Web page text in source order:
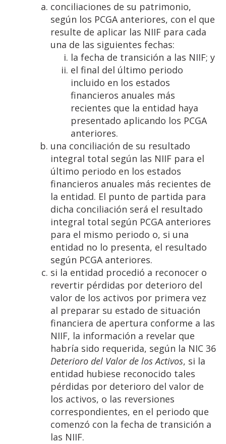
conciliaciones de su patrimonio,
según los PCGA anteriores, con el que
resulte de aplicar las NIIF para cada
una de las siguientes fechas:
la fecha de transición a las NIIF; y
el final del último periodo
incluido en los estados
financieros anuales más
recientes que la entidad haya
presentado aplicando los PCGA
anteriores.
una conciliación de su resultado
integral total según las NIIF para el
último periodo en los estados
financieros anuales más recientes de
la entidad. El punto de partida para
dicha conciliación será el resultado
integral total según PCGA anteriores
para el mismo periodo o, si una
entidad no lo presenta, el resultado
según PCGA anteriores.
si la entidad procedió a reconocer o
revertir pérdidas por deterioro del
valor de los activos por primera vez
al preparar su estado de situación
financiera de apertura conforme a las
NIIF, la información a revelar que
habría sido requerida, según la NIC 36
Deterioro del Valor de los Activos, si la
entidad hubiese reconocido tales
pérdidas por deterioro del valor de
los activos, o las reversiones
correspondientes, en el periodo que
comenzó con la fecha de transición a
las NIIF.